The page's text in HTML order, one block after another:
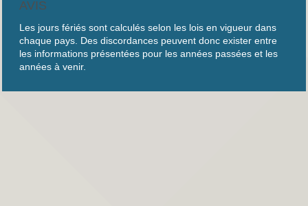
AVIS
Les jours fériés sont calculés selon les lois en vigueur dans
chaque pays. Des discordances peuvent donc exister entre
les informations présentées pour les années passées et les
années à venir.